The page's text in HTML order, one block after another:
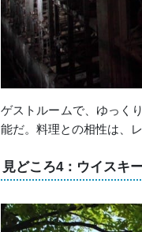
ゲストルームで、ゆっく
能だ。料理との相性は、
見どころ4：ウイスキ